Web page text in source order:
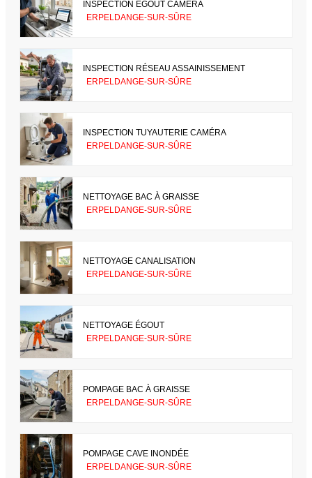
INSPECTION ÉGOUT CAMÉRA
ERPELDANGE-SUR-SÛRE
INSPECTION RÉSEAU ASSAINISSEMENT
ERPELDANGE-SUR-SÛRE
INSPECTION TUYAUTERIE CAMÉRA
ERPELDANGE-SUR-SÛRE
NETTOYAGE BAC À GRAISSE
ERPELDANGE-SUR-SÛRE
NETTOYAGE CANALISATION
ERPELDANGE-SUR-SÛRE
NETTOYAGE ÉGOUT
ERPELDANGE-SUR-SÛRE
POMPAGE BAC À GRAISSE
ERPELDANGE-SUR-SÛRE
POMPAGE CAVE INONDÉE
ERPELDANGE-SUR-SÛRE